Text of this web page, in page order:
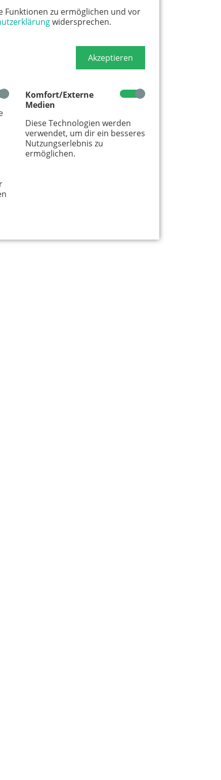
Funktionen zu ermöglichen und vor
widersprechen.
Akzeptieren
Komfort/Externe
Medien
Diese Technologien werden
verwendet, um dir ein besseres
Nutzungserlebnis zu
ermöglichen.